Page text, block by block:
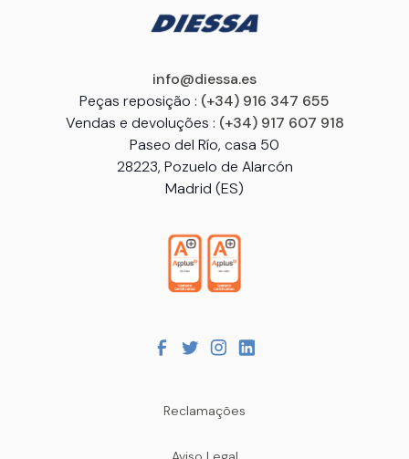
info@diessa.es
Peças reposição : (+34) 916 347 655
Vendas e devoluções : (+34) 917 607 918
Paseo del Río, casa 50
28223, Pozuelo de Alarcón
Madrid (ES)
Reclamações